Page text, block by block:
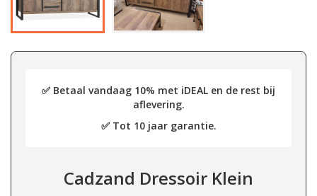
✅ Betaal vandaag 10% met iDEAL en de rest bij
aflevering.
✅ Tot 10 jaar garantie.
Cadzand Dressoir Klein